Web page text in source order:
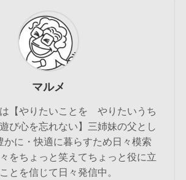
マルメ
【やりたいことを やりたいうち
び心を忘れない】三姉妹の父とし
かに・快適に暮らすため日々模索
をちょっと笑えてちょっと役に立
とを信じて日々発信中。